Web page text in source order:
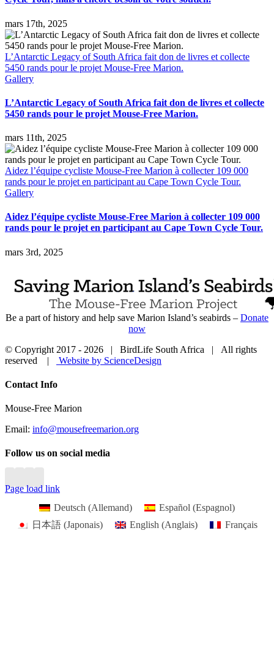
mars 17th, 2025
L’Antarctic Legacy of South Africa fait don de livres et collecte
5450 rands pour le projet Mouse-Free Marion.
Gallery
L’Antarctic Legacy of South Africa fait don de livres et collecte
5450 rands pour le projet Mouse-Free Marion.
mars 11th, 2025
Aidez l’équipe cycliste Mouse-Free Marion à collecter 109 000
rands pour le projet en participant au Cape Town Cycle Tour.
Gallery
Aidez l’équipe cycliste Mouse-Free Marion à collecter 109 000
rands pour le projet en participant au Cape Town Cycle Tour.
mars 3rd, 2025
Be a part of history and help save Marion Island’s seabirds – Donate
now
© Copyright 2017 - 2026 | BirdLife South Africa | All rights
reserved |
Website by ScienceDesign
Close
Bar
Contact Info
Mouse-Free Marion
Email: info@mousefreemarion.org
Follow us on social media
Page load link
Deutsch (Allemand) Español (Espagnol)
日本語(Japonais) English (Anglais) Français